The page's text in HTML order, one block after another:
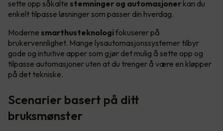
sette opp såkalte stemninger og automasjoner kan du
enkelt tilpasse løsninger som passer din hverdag.
Moderne smarthusteknologifokuserer på
brukervennlighet. Mange lysautomasjonssystemer tilbyr
gode og intuitive apper som gjør det mulig å sette opp og
tilpasse automasjoner uten at du trenger å være en kløpper
på det tekniske.
Scenarier basert på ditt
bruksmønster